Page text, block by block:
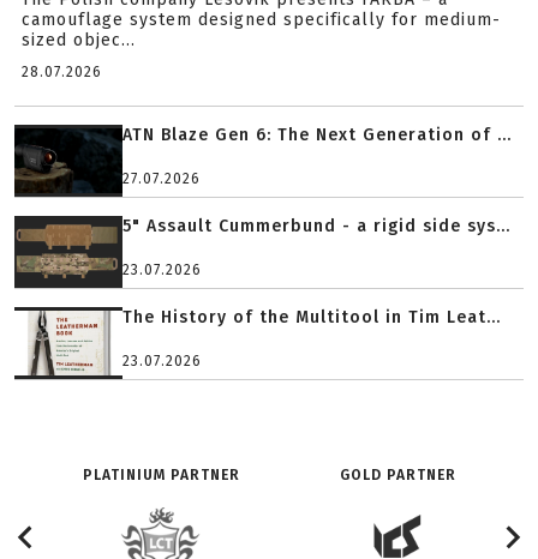
camouflage system designed specifically for medium-
sized objec...
28.07.2026
ATN Blaze Gen 6: The Next Generation of ...
27.07.2026
5" Assault Cummerbund - a rigid side sys...
23.07.2026
The History of the Multitool in Tim Leat...
23.07.2026
PLATINIUM PARTNER GOLD PARTNER